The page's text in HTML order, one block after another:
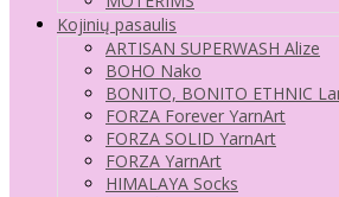
Kojinių pasaulis
ARTISAN SUPERWASH Alize
BOHO Nako
BONITO, BONITO ETHNIC
FORZA Forever YarnArt
FORZA SOLID YarnArt
FORZA YarnArt
HIMALAYA Socks